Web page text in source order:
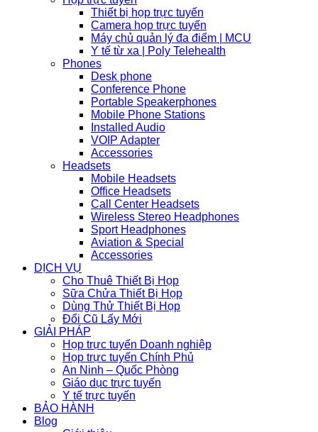
Thiết bị họp trực tuyến
Camera họp trực tuyến
Máy chủ quản lý đa điểm | MCU
Y tế từ xa | Poly Telehealth
Phones
Desk phone
Conference Phone
Portable Speakerphones
Mobile Phone Stations
Installed Audio
VOIP Adapter
Accessories
Headsets
Mobile Headsets
Office Headsets
Call Center Headsets
Wireless Stereo Headphones
Sport Headphones
Aviation & Special
Accessories
DỊCH VỤ
Cho Thuê Thiết Bị Họp
Sữa Chửa Thiết Bị Họp
Dùng Thử Thiết Bị Họp
Đổi Cũ Lấy Mới
GIẢI PHÁP
Họp trực tuyến Doanh nghiệp
Họp trực tuyến Chính Phủ
An Ninh – Quốc Phòng
Giáo dục trực tuyến
Y tế trực tuyến
BẢO HÀNH
Blog